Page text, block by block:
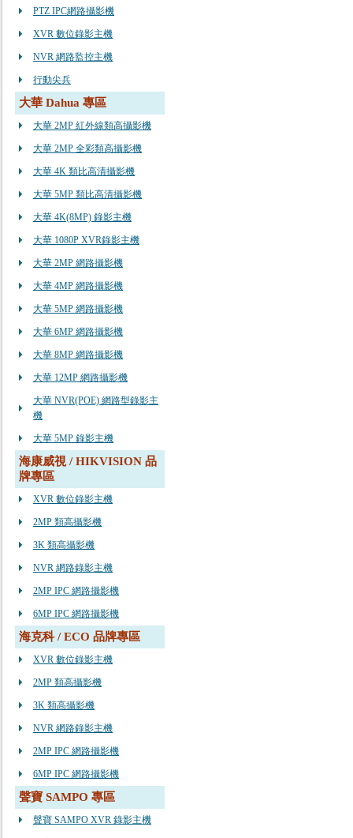
PTZ IPC網路攝影機
XVR 數位錄影主機
NVR 網路監控主機
行動尖兵
大華 Dahua 專區
大華 2MP 紅外線類高攝影機
大華 2MP 全彩類高攝影機
大華 4K 類比高清攝影機
大華 5MP 類比高清攝影機
大華 4K(8MP) 錄影主機
大華 1080P XVR錄影主機
大華 2MP 網路攝影機
大華 4MP 網路攝影機
大華 5MP 網路攝影機
大華 6MP 網路攝影機
大華 8MP 網路攝影機
大華 12MP 網路攝影機
大華 NVR(POE) 網路型錄影主
機
大華 5MP 錄影主機
海康威視 / HIKVISION 品
牌專區
XVR 數位錄影主機
2MP 類高攝影機
3K 類高攝影機
NVR 網路錄影主機
2MP IPC 網路攝影機
6MP IPC 網路攝影機
海克科 / ECO 品牌專區
XVR 數位錄影主機
2MP 類高攝影機
3K 類高攝影機
NVR 網路錄影主機
2MP IPC 網路攝影機
6MP IPC 網路攝影機
聲寶 SAMPO 專區
聲寶 SAMPO XVR 錄影主機